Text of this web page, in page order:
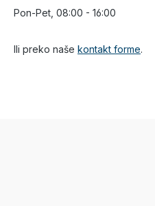
Pon-Pet, 08:00 - 16:00
Ili preko naše kontakt forme.